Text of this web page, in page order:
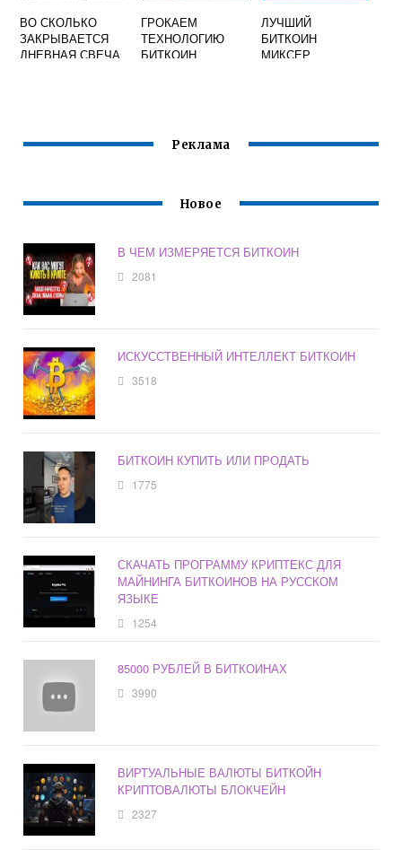
ВО СКОЛЬКО
ЗАКРЫВАЕТСЯ
ДНЕВНАЯ СВЕЧА
ГРОКАЕМ
ТЕХНОЛОГИЮ
БИТКОИН
ЛУЧШИЙ
БИТКОИН
МИКСЕР
Реклама
Новое
В ЧЕМ ИЗМЕРЯЕТСЯ БИТКОИН
2081
ИСКУССТВЕННЫЙ ИНТЕЛЛЕКТ БИТКОИН
3518
БИТКОИН КУПИТЬ ИЛИ ПРОДАТЬ
1775
СКАЧАТЬ ПРОГРАММУ КРИПТЕКС ДЛЯ
МАЙНИНГА БИТКОИНОВ НА РУССКОМ
ЯЗЫКЕ
1254
85000 РУБЛЕЙ В БИТКОИНАХ
3990
ВИРТУАЛЬНЫЕ ВАЛЮТЫ БИТКОЙН
КРИПТОВАЛЮТЫ БЛОКЧЕЙН
2327